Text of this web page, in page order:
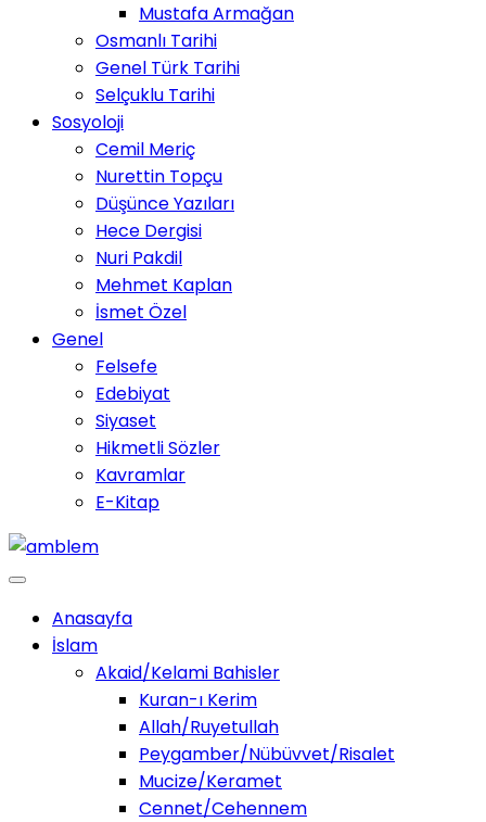
Mustafa Armağan
Osmanlı Tarihi
Genel Türk Tarihi
Selçuklu Tarihi
Sosyoloji
Cemil Meriç
Nurettin Topçu
Düşünce Yazıları
Hece Dergisi
Nuri Pakdil
Mehmet Kaplan
İsmet Özel
Genel
Felsefe
Edebiyat
Siyaset
Hikmetli Sözler
Kavramlar
E-Kitap
Anasayfa
İslam
Akaid/Kelami Bahisler
Kuran-ı Kerim
Allah/Ruyetullah
Peygamber/Nübüvvet/Risalet
Mucize/Keramet
Cennet/Cehennem